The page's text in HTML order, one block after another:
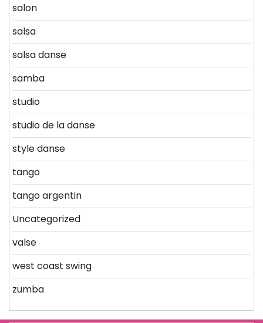
salon
salsa
salsa danse
samba
studio
studio de la danse
style danse
tango
tango argentin
Uncategorized
valse
west coast swing
zumba